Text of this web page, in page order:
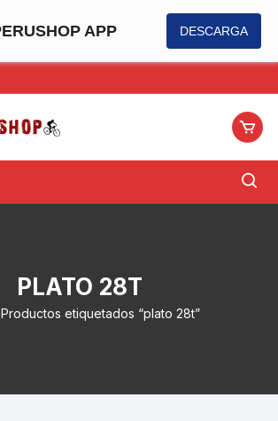
APP DESCARGA
PLATO 28T
etiquetados “plato 28t”